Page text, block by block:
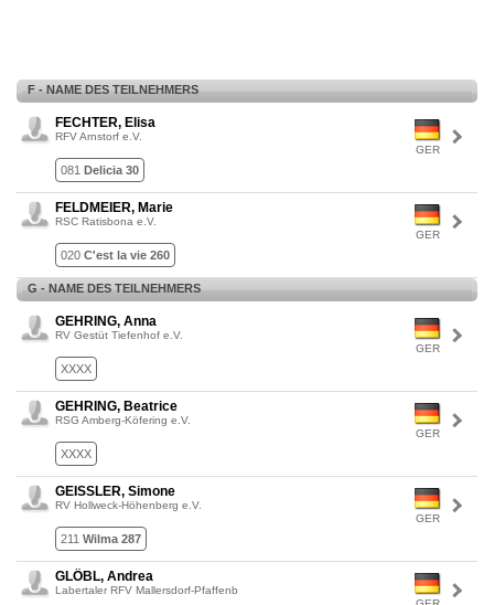
F - NAME DES TEILNEHMERS
GER
FECHTER, Elisa
RFV Arnstorf e.V.
081 Delicia 30
GER
FELDMEIER, Marie
RSC Ratisbona e.V.
020 C'est la vie 260
G - NAME DES TEILNEHMERS
GER
GEHRING, Anna
RV Gestüt Tiefenhof e.V.
XXXX
GER
GEHRING, Beatrice
RSG Amberg-Köfering e.V.
XXXX
GER
GEISSLER, Simone
RV Hollweck-Höhenberg e.V.
211 Wilma 287
GLÖBL, Andrea
Labertaler RFV Mallersdorf-Pfaffenb